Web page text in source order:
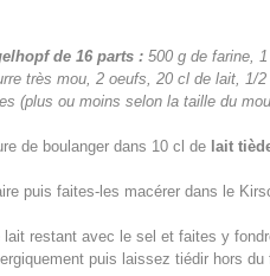
de 16 parts : 500 g de farine,
très mou, 2 oeufs, 20 cl de lait, 1/
(plus ou moins selon la taille du
de boulanger dans 10 cl de lait
puis faites-les macérer dans le
restant avec le sel et faites y
puis laissez tiédir hors